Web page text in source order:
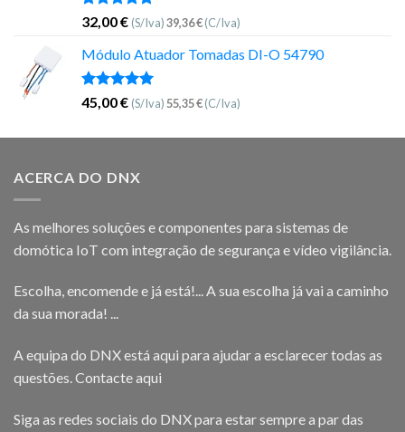
Avaliação
5.00
de 5
32,00€ (S/Iva)39,36€(C/Iva)
Módulo Atuador Tomadas DI-O 54790
Avaliação
5.00
de 5
45,00€ (S/Iva)55,35€(C/Iva)
ACERCA DO DNX
As melhores soluções e componentes para sistemas de
domótica IoT com integração de segurança e vídeo vigilância.
Escolha, encomende e já está!... A sua escolha já vai a caminho
da sua morada! ...
A equipa do DNX está aqui para ajudar a esclarecer todas as
questões.Contacte aqui
Siga as redes sociais do DNX para estar sempre a par das